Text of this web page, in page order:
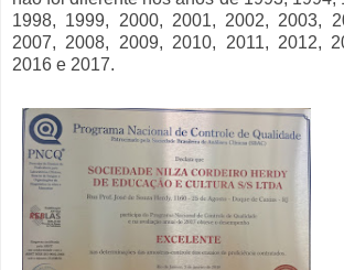
1998, 1999, 2000, 2001, 2002, 2003,
2007, 2008, 2009, 2010, 2011, 2012,
2016 e 2017.